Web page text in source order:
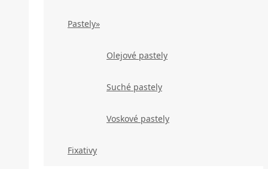
Pastely»
Olejové pastely
Suché pastely
Voskové pastely
Fixativy